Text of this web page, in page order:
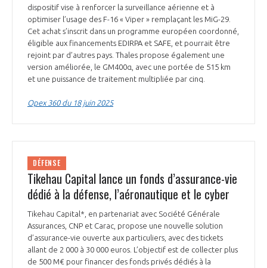
dispositif vise à renforcer la surveillance aérienne et à
optimiser l’usage des F-16 « Viper » remplaçant les MiG-29.
Cet achat s’inscrit dans un programme européen coordonné,
éligible aux financements EDIRPA et SAFE, et pourrait être
rejoint par d’autres pays. Thales propose également une
version améliorée, le GM400α, avec une portée de 515 km
et une puissance de traitement multipliée par cinq.
Opex 360 du 18 juin 2025
DÉFENSE
Tikehau Capital lance un fonds d’assurance-vie
dédié à la défense, l’aéronautique et le cyber
Tikehau Capital*, en partenariat avec Société Générale
Assurances, CNP et Carac, propose une nouvelle solution
d’assurance-vie ouverte aux particuliers, avec des tickets
allant de 2 000 à 30 000 euros. L’objectif est de collecter plus
de 500 M€ pour financer des fonds privés dédiés à la